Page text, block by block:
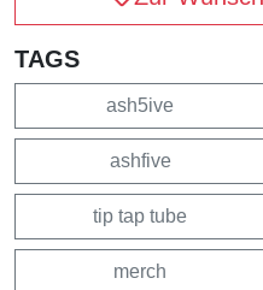
TAGS
ash5ive
ashfive
tip tap tube
merch